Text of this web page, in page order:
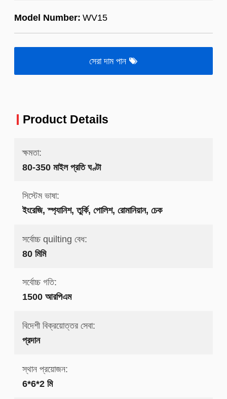
Model Number: WV15
সেরা দাম পান
Product Details
ক্ষমতা:
80-350 মাইল প্রতি ঘণ্টা
সিস্টেম ভাষা:
ইংরেজি, স্প্যানিশ, তুর্কি, পোলিশ, রোমানিয়ান, চেক
সর্বোচ্চ quilting বেধ:
80 মিমি
সর্বোচ্চ গতি:
1500 আরপিএম
বিদেশী বিক্রয়োত্তর সেবা:
প্রদান
স্থান প্রয়োজন:
6*6*2 মি